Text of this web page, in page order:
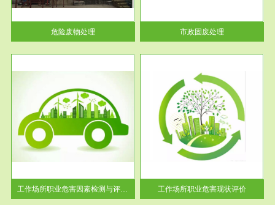
危险废物处理
废物处理业务包括市政废物的处
理处...
市政固废处理
工作场所职业危害因素检测与评价...
服务范围
工作场所职业危害现状评价
【现状评价意义】：具体因素---
-通过质谱分析等多种手段明确
工作场...
工作场所职业危害现状评价